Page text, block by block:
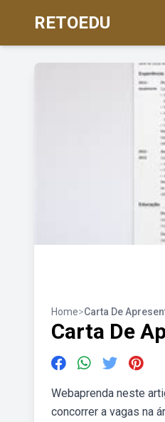
RETOEDU
Home>Carta De
Carta De
Webaprenda neste
concorrer a vagas na